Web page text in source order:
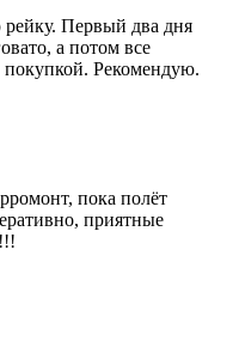
рейку. Первый два дня
а потом все
покупкой. Рекомендую.
пока полёт
приятные